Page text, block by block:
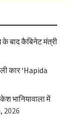
बाद कैबिनेट मंत्री
कार ‘Hapida
भानियावाला में
2026